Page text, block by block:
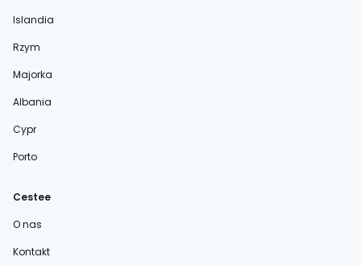
Islandia
Rzym
Majorka
Albania
Cypr
Porto
Cestee
O nas
Kontakt